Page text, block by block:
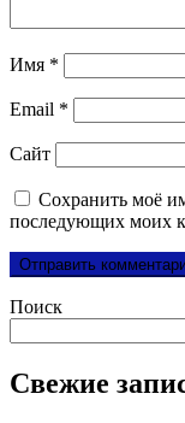
Имя *
Email *
Сайт
Сохранить моё
последующих моих
Поиск
Свежие